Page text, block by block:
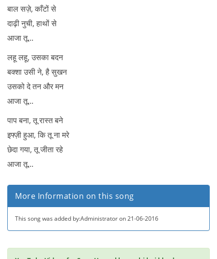
बाल सज़े, काँटों से
दाढ़ी नुची, हाथों से
आजा तू...
लहू लहू, उसका बदन
बक्शा उसी ने, है सुखन
उसको दे तन और मन
आजा तू...
पाप बना, तू रास्त बने
इफ्ज़ी हुआ, कि तू ना मरे
छेदा गया, तू जीता रहे
आजा तू...
More Information on this song
This song was added by:Administrator on 21-06-2016